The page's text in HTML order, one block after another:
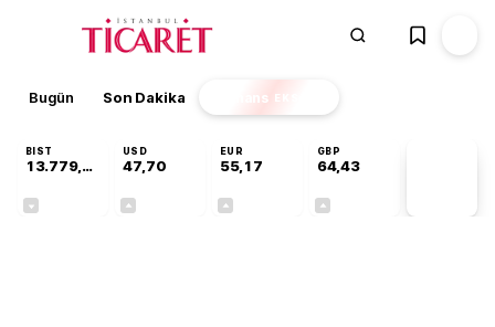
Bugün Son Dakika Finans EKSTRA
BIST
13.779,39
USD
47,70
EUR
55,17
GBP
64,43